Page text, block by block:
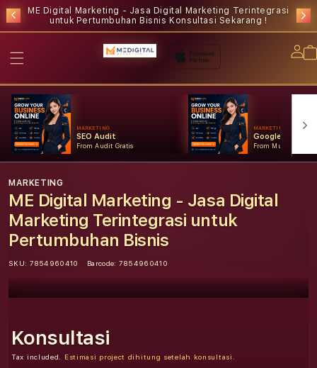
ME Digital Marketing - Jasa Digital Marketing Terintegrasi
untuk Pertumbuhan Bisnis Konsultasi Sekarang !
MARKETING
SEO Audit
From Audit Gratis
MARKETING
Google Ads
From Mulai
MARKETING
ME Digital Marketing - Jasa Digital
Marketing Terintegrasi untuk
Pertumbuhan Bisnis
SKU: 7854960410 Barcode: 7854960410
Konsultasi
Tax included. Estimasi project dihitung setelah konsultasi.